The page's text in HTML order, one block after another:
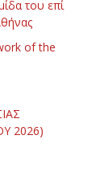
του επί
of the
2026)